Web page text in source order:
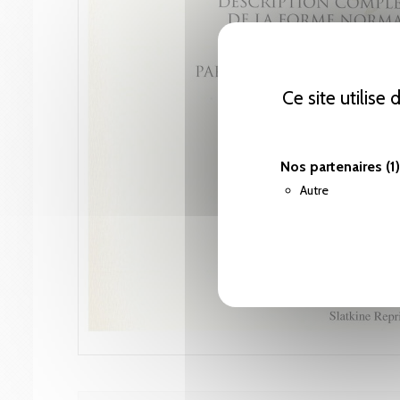
Ce site utilise
Nos partenaires (1)
Autre